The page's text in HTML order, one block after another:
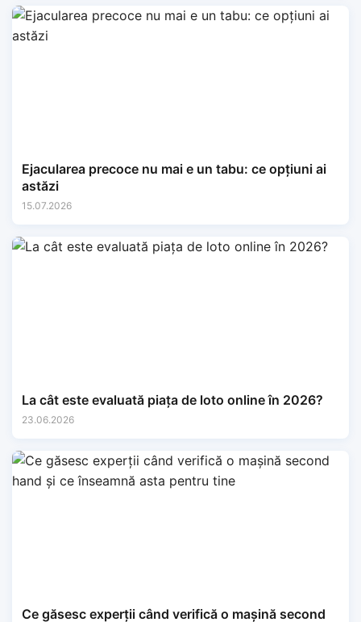
Ejacularea precoce nu mai e un tabu: ce opțiuni ai
astăzi
15.07.2026
La cât este evaluată piața de loto online în 2026?
23.06.2026
Ce găsesc experții când verifică o mașină second